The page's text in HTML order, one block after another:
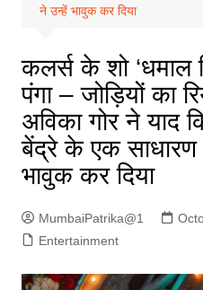
ने उन्हें भावुक कर दिया
कलर्स के शो ‘धमाल
पंगा – जोड़ियों का
अविका गोर ने याद
बेंद्रे के एक
भावुक कर दिया
MumbaiPatrika@1
Entertainment